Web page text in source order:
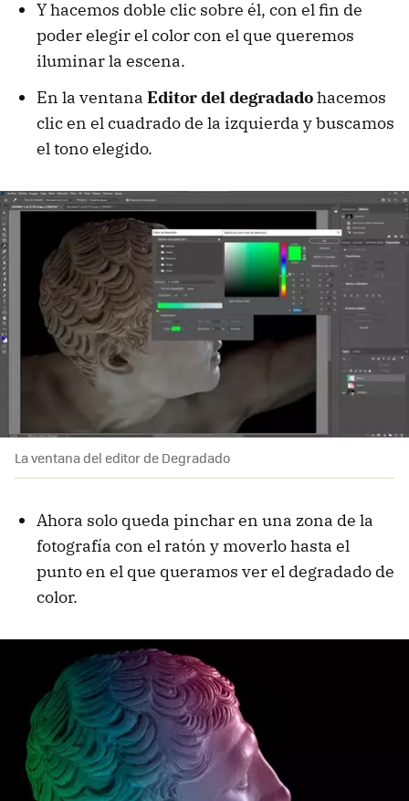
Y hacemos doble clic sobre él, con el fin de
poder elegir el color con el que queremos
iluminar la escena.
En la ventana Editor del degradadohacemos
clic en el cuadrado de la izquierda y buscamos
el tono elegido.
La ventana del editor de Degradado
Ahora solo queda pinchar en una zona de la
fotografía con el ratón y moverlo hasta el
punto en el que queramos ver el degradado de
color.